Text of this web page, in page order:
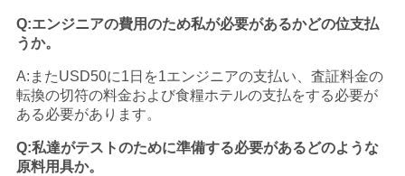
Q:エンジニアの費用のため私が必要があるかどの位支払
うか。
A:またUSD50に1日を1エンジニアの支払い、査証料金の
転換の切符の料金および食糧ホテルの支払をする必要が
ある必要があります。
Q:私達がテストのために準備する必要があるどのような
原料用具か。